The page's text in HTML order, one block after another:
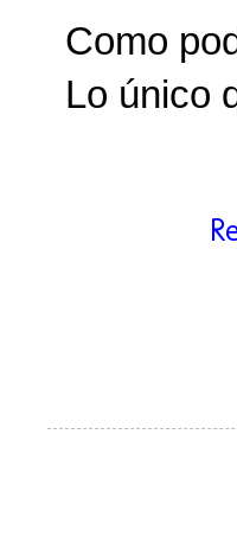
Como
Lo único